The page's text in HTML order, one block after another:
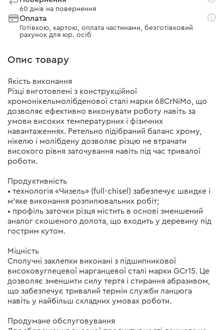
60 днів на повернення
Оплата
Готівкою, картою, оплата частинами, безготівковий
рахунок для юр. осіб
Опис товару
Якість виконання
Різці виготовлені з конструкційної
хромонікельмолібденової сталі марки 68CrNiMo, що
дозволяє ефективно виконувати роботу навіть за
умови високих температурних і фізичних
навантаженнях. Ретельно підібраний баланс хрому,
нікелю і молібдену дозволяє різцю не втрачати
високого рівня заточування навіть під час тривалої
роботи.
Продуктивність
• технологія «Чизель» (full-chisel) забезпечує швидке і
м'яке виконання розпилювальних робіт;
• профіль заточки різця містить в основі зменшений
аналог скошеного долота, що входить у деревину під
гострим кутом.
Міцність
Сполучні заклепки виконані з підшипникової
високовуглецевої марганцевої сталі марки GCr15. Це
дозволяє зменшити силу тертя і стирання абразивом,
що забезпечує тривалий термін служби ланцюга
навіть у найбільш складних умовах роботи.
Продумане обслуговування